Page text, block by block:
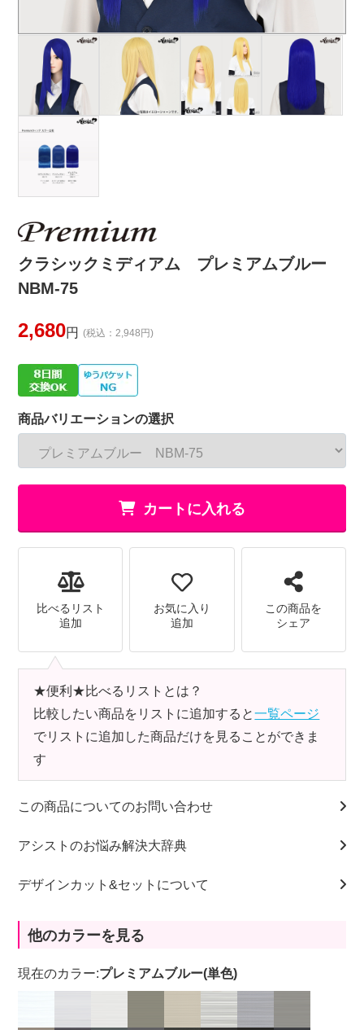
クラシックミディアム プレミアムブルー
NBM-75
2,680円 (税込：2,948円)
商品バリエーションの選択
カートに入れる
比べるリスト
追加
お気に入り
追加
この商品を
シェア
★便利★比べるリストとは？
比較したい商品をリストに追加すると一覧ページ
でリストに追加した商品だけを見ることができま
す
この商品についてのお問い合わせ
アシストのお悩み解決大辞典
デザインカット&セットについて
他のカラーを見る
現在のカラー:プレミアムブルー(単色)